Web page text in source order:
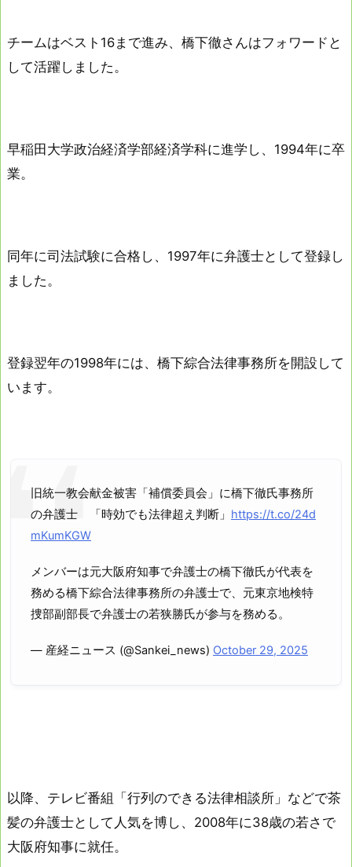
チームはベスト16まで進み、橋下徹さんはフォワードと
して活躍しました。
早稲田大学政治経済学部経済学科に進学し、1994年に卒
業。
同年に司法試験に合格し、1997年に弁護士として登録し
ました。
登録翌年の1998年には、橋下綜合法律事務所を開設して
います。
旧統一教会献金被害「補償委員会」に橋下徹氏事務所
の弁護士 「時効でも法律超え判断」 https://t.co/24d
mKumKGW
メンバーは元大阪府知事で弁護士の橋下徹氏が代表を
務める橋下綜合法律事務所の弁護士で、元東京地検特
捜部副部長で弁護士の若狭勝氏が参与を務める。
— 産経ニュース (@Sankei_news) October 29, 2025
以降、テレビ番組「行列のできる法律相談所」などで茶
髪の弁護士として人気を博し、2008年に38歳の若さで
大阪府知事に就任。